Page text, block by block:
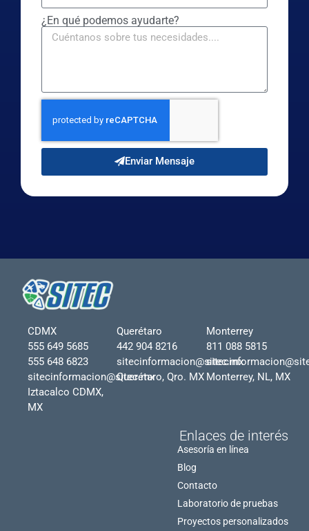
¿En qué podemos ayudarte?
Enviar Mensaje
CDMX
555 649 5685
555 648 6823
sitecinformacion@sitec.mx
Iztacalco CDMX,
MX
Querétaro
442 904 8216
sitecinformacion@sitec.mx
Querétaro, Qro. MX
Monterrey
811 088 5815
Monterrey, NL, MX
Enlaces de interés
Asesoría en línea
Blog
Contacto
Laboratorio de pruebas
Proyectos personalizados